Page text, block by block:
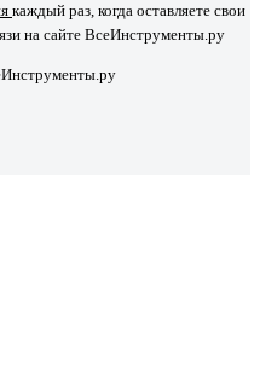
каждый раз, когда оставляете свои
на сайте ВсеИнструменты.ру